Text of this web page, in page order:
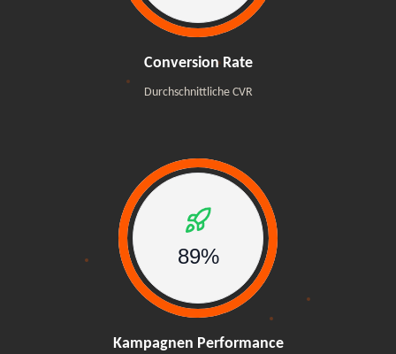
Conversion Rate
Durchschnittliche CVR
89%
89%
Kampagnen Performance